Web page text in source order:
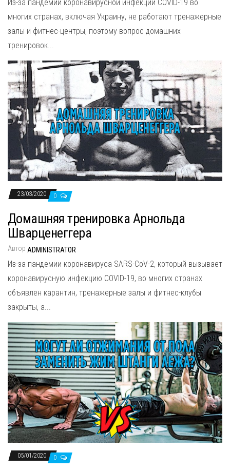
Из-за пандемии коронавирусной инфекции COVID-19 во
многих странах, включая Украину, не работают тренажерные
залы и фитнес-центры, поэтому вопрос домашних
тренировок...
23/03/2020 0
Домашняя тренировка Арнольда
Шварценеггера
Автор ADMINISTRATOR
Из-за пандемии коронавируса SARS-CoV-2, который вызывает
коронавирусную инфекцию COVID-19, во многих странах
объявлен карантин, тренажерные залы и фитнес-клубы
закрыты, а...
05/01/2020 0